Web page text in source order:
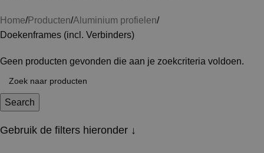
Gebruik de filters hieronder ↓
Home Producten Aluminium profielen
Doekenframes (incl. Verbinders)
Geen producten gevonden die aan je zoekcriteria voldoen.
Search